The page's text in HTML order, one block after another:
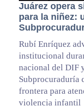
Juárez opera
para la niñez:
Rubí Enríquez
institucional
nacional del DIF
Subprocuraduría
frontera para
violencia infantil